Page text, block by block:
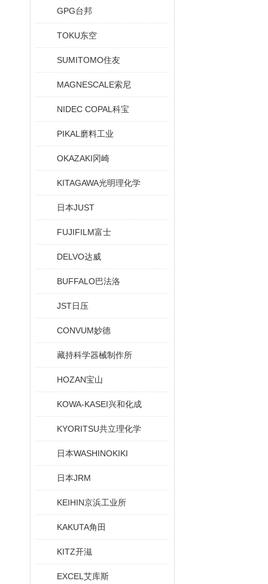
GPG台邦
TOKU东空
SUMITOMO住友
MAGNESCALE索尼
NIDEC COPAL科宝
PIKAL磨料工业
OKAZAKI冈崎
KITAGAWA光明理化学
日本JUST
FUJIFILM富士
DELVO达威
BUFFALO巴法洛
JST日压
CONVUM妙德
藏持科学器械制作所
HOZAN宝山
KOWA-KASEI兴和化成
KYORITSU共立理化学
日本WASHINOKIKI
日本JRM
KEIHIN京浜工业所
KAKUTA角田
KITZ开滋
EXCEL艾库斯